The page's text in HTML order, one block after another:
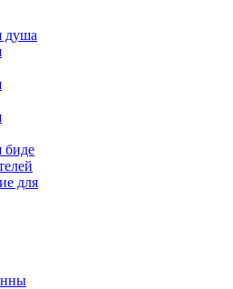
душа
биде
для